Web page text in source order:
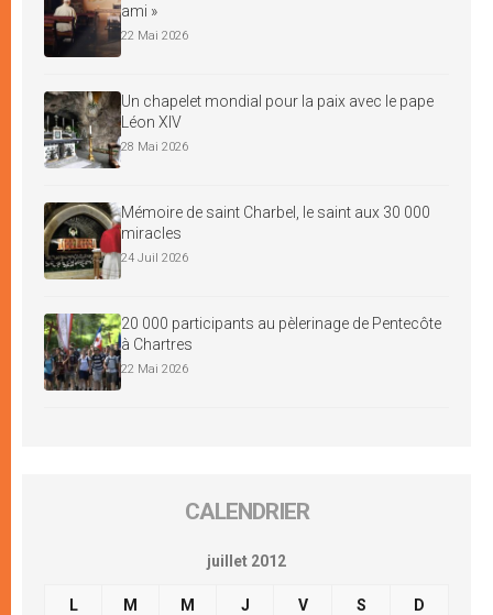
ami »
22 Mai 2026
Un chapelet mondial pour la paix avec le pape
Léon XIV
28 Mai 2026
Mémoire de saint Charbel, le saint aux 30 000
miracles
24 Juil 2026
20 000 participants au pèlerinage de Pentecôte
à Chartres
22 Mai 2026
CALENDRIER
juillet 2012
L M M J V S D